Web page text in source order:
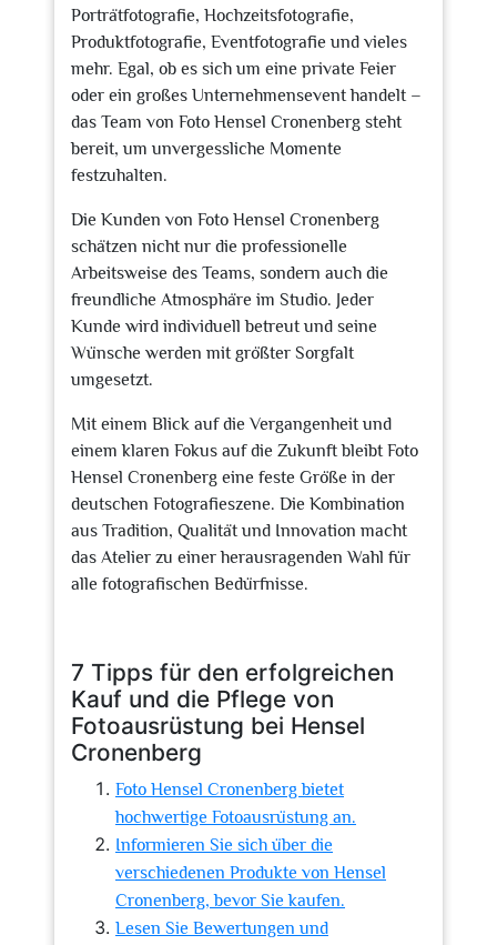
Porträtfotografie, Hochzeitsfotografie,
Produktfotografie, Eventfotografie und vieles
mehr. Egal, ob es sich um eine private Feier
oder ein großes Unternehmensevent handelt –
das Team von Foto Hensel Cronenberg steht
bereit, um unvergessliche Momente
festzuhalten.
Die Kunden von Foto Hensel Cronenberg
schätzen nicht nur die professionelle
Arbeitsweise des Teams, sondern auch die
freundliche Atmosphäre im Studio. Jeder
Kunde wird individuell betreut und seine
Wünsche werden mit größter Sorgfalt
umgesetzt.
Mit einem Blick auf die Vergangenheit und
einem klaren Fokus auf die Zukunft bleibt Foto
Hensel Cronenberg eine feste Größe in der
deutschen Fotografieszene. Die Kombination
aus Tradition, Qualität und Innovation macht
das Atelier zu einer herausragenden Wahl für
alle fotografischen Bedürfnisse.
7 Tipps für den erfolgreichen
Kauf und die Pflege von
Fotoausrüstung bei Hensel
Cronenberg
Foto Hensel Cronenberg bietet
hochwertige Fotoausrüstung an.
Informieren Sie sich über die
verschiedenen Produkte von Hensel
Cronenberg, bevor Sie kaufen.
Lesen Sie Bewertungen und